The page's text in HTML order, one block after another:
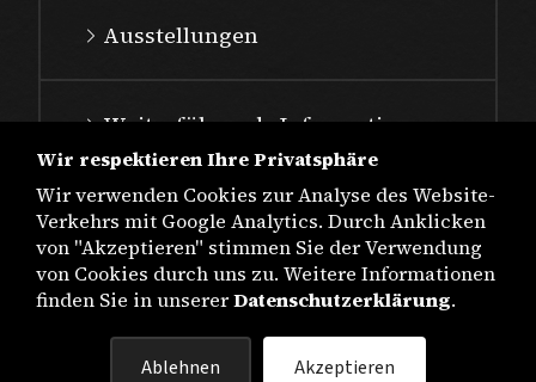
Ausstellungen
Weiterführende Informationen
DATENSCHUTZ
Wir respektieren Ihre Privatsphäre
Wir verwenden Cookies zur Analyse des Website-
Verkehrs mit Google Analytics. Durch Anklicken
von "Akzeptieren" stimmen Sie der Verwendung
von Cookies durch uns zu. Weitere Informationen
finden Sie in unsererDatenschutzerklärung.
Ablehnen Akzeptieren